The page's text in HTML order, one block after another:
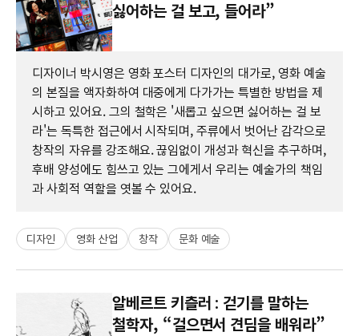
싫어하는 걸 보고, 들어라”
디자이너 박시영은 영화 포스터 디자인의 대가로, 영화 예술
의 본질을 액자화하여 대중에게 다가가는 특별한 방법을 제
시하고 있어요. 그의 철학은 '새롭고 싶으면 싫어하는 걸 보
라'는 독특한 접근에서 시작되며, 주류에서 벗어난 감각으로
창작의 자유를 강조해요. 끊임없이 개성과 혁신을 추구하며,
후배 양성에도 힘쓰고 있는 그에게서 우리는 예술가의 책임
과 사회적 역할을 엿볼 수 있어요.
디자인 영화 산업 창작 문화 예술
알베르트 키츨러 : 걷기를 말하는
철학자, “걸으면서 견딤을 배워라”